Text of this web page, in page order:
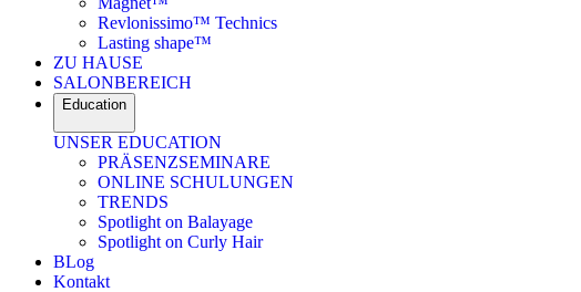
Revlonissimo™ Technics
Lasting shape™
ZU HAUSE
SALONBEREICH
Education
UNSER EDUCATION
PRÄSENZSEMINARE
ONLINE SCHULUNGEN
TRENDS
Spotlight on Balayage
Spotlight on Curly Hair
BLog
Kontakt